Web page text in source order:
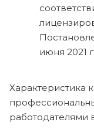
июня 2021
Характеристика
работодателями